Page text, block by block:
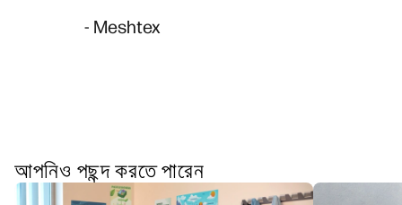
- Meshtex
আপনিও পছন্দ করতে পারেন